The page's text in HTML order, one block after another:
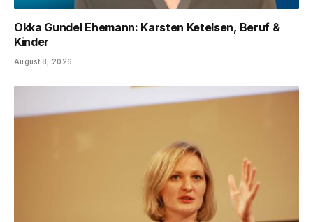
Okka Gundel Ehemann: Karsten Ketelsen, Beruf &
Kinder
August 8, 2026